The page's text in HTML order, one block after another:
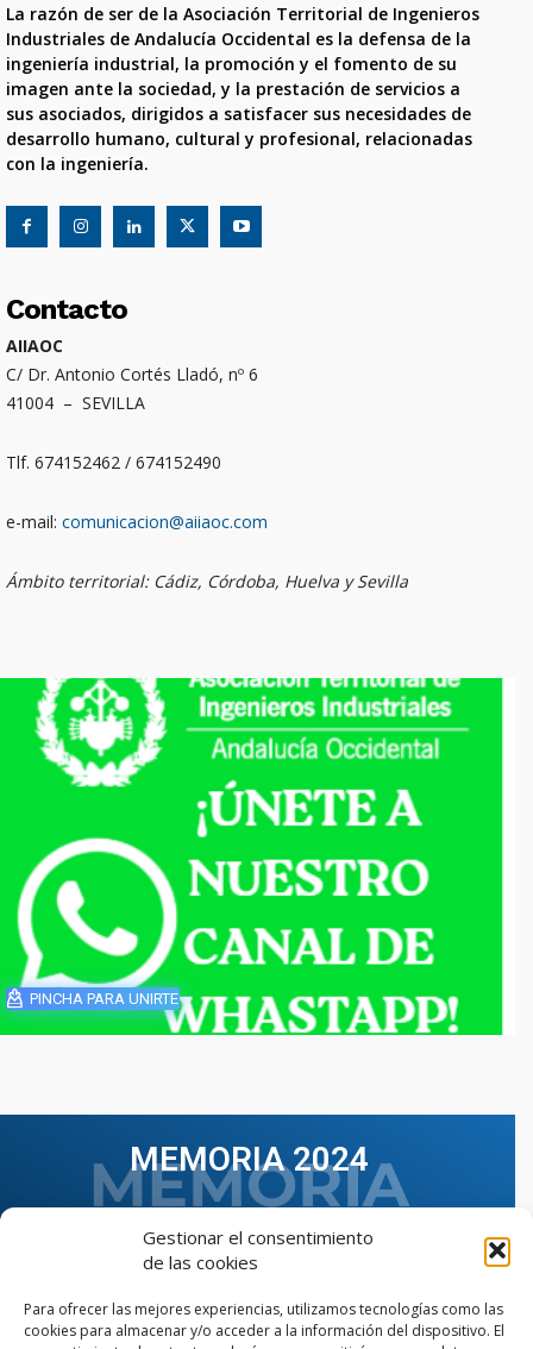
Gestionar el consentimiento
de las cookies
Para ofrecer las mejores experiencias, utilizamos tecnologías como las
cookies para almacenar y/o acceder a la información del dispositivo. El
La razón de ser de la Asociación Territorial de Ingenieros
Industriales de Andalucía Occidental es la defensa de la
ingeniería industrial, la promoción y el fomento de su
imagen ante la sociedad, y la prestación de servicios a
sus asociados, dirigidos a satisfacer sus necesidades de
desarrollo humano, cultural y profesional, relacionadas
con la ingeniería.
Contacto
AIIAOC
C/ Dr. Antonio Cortés Lladó, nº 6
41004 – SEVILLA
Tlf. 674152462 / 674152490
e-mail: comunicacion@aiiaoc.com
Ámbito territorial: Cádiz, Córdoba, Huelva y Sevilla
PINCHA PARA UNIRTE
MEMORIA 2024